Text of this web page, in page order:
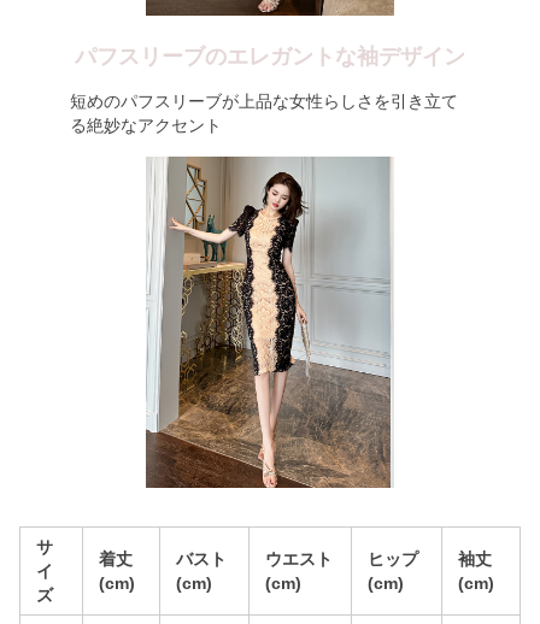
パフスリーブのエレガントな袖デザイン
短めのパフスリーブが上品な女性らしさを引き立て
る絶妙なアクセント
サ
イ
ズ
着丈
(cm)
バスト
(cm)
ウエスト
(cm)
ヒップ
(cm)
袖丈
(cm)